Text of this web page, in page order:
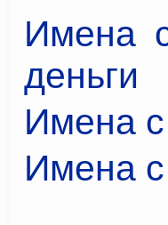
Имена
деньги
Имена с
Имена с